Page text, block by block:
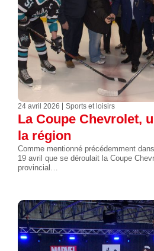
24 avril 2026 Sports et loisirs
La Coupe Chevrolet,
la région
Comme mentionné précédemment
19 avril que se déroulait la Coupe
provincial…